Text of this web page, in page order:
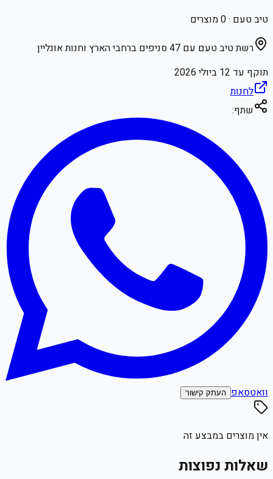
טיב טעם ·
0מוצרים
רשת טיב טעם עם 47 סניפים ברחבי הארץ וחנות אונליין
תוקף עד 12 ביולי 2026
לחנות
שתף:
וואטסאפ העתק קישור
אין מוצרים במבצע זה
שאלות נפוצות